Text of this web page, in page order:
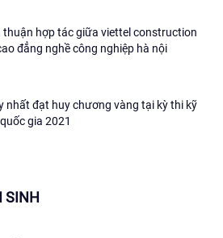
thuận hợp tác giữa viettel construction
đẳng nghề công nghiệp hà nội
nhất đạt huy chương vàng tại kỳ thi kỹ
gia 2021
SINH